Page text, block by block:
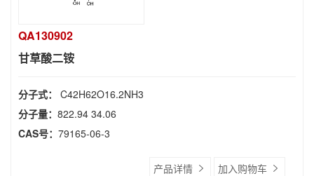
QA130902
甘草酸二铵
分子式： C42H62O16.2NH3
分子量： 822.94 34.06
CAS号： 79165-06-3
产品详情 加入购物车